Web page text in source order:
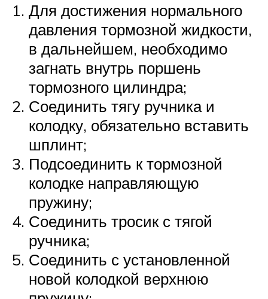
Для достижения нормального
давления тормозной жидкости,
в дальнейшем, необходимо
загнать внутрь поршень
тормозного цилиндра;
Соединить тягу ручника и
колодку, обязательно вставить
шплинт;
Подсоединить к тормозной
колодке направляющую
пружину;
Соединить тросик с тягой
ручника;
Соединить с установленной
новой колодкой верхнюю